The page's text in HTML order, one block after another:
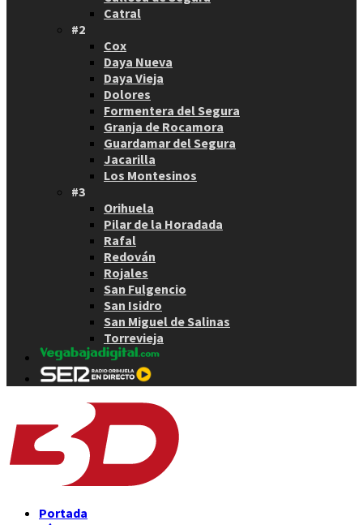
Catral
#2
Cox
Daya Nueva
Daya Vieja
Dolores
Formentera del Segura
Granja de Rocamora
Guardamar del Segura
Jacarilla
Los Montesinos
#3
Orihuela
Pilar de la Horadada
Rafal
Redován
Rojales
San Fulgencio
San Isidro
San Miguel de Salinas
Torrevieja
Portada